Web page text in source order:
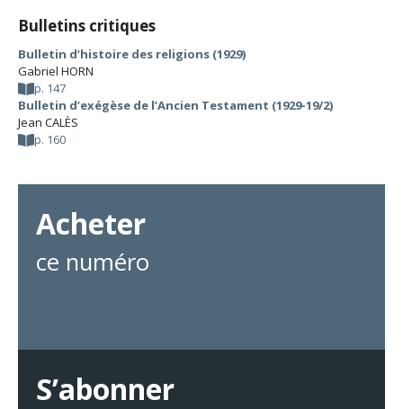
Bulletins critiques
Bulletin d’histoire des religions (1929)
Gabriel HORN
p. 147
Bulletin d’exégèse de l’Ancien Testament (1929-19/2)
Jean CALÈS
p. 160
Acheter
ce numéro
S’abonner